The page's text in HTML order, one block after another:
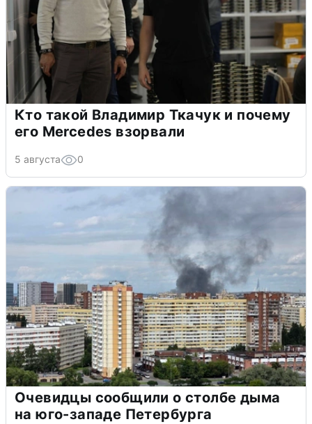
Кто такой Владимир Ткачук и почему
его Mercedes взорвали
5 августа 0
Очевидцы сообщили о столбе дыма
на юго-западе Петербурга